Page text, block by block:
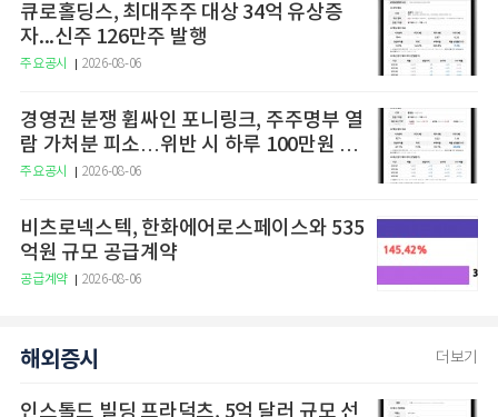
큐로홀딩스, 최대주주 대상 34억 유상증
자...신주 126만주 발행
주요공시 2026-08-06
경영권 분쟁 휩싸인 포니링크, 주주명부 열
람 가처분 피소…위반 시 하루 100만원 청
구
주요공시 2026-08-06
비츠로넥스텍, 한화에어로스페이스와 535
억원 규모 공급계약
공급계약 2026-08-06
해외증시 더보기